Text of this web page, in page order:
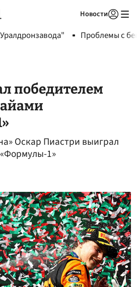
Новости
Проблемы с
победителем
Оскар Пиастри выиграл
1»